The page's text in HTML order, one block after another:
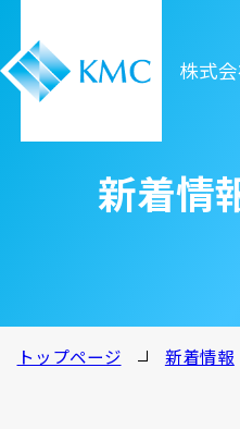
株式
新着情
トップページ 新着情報